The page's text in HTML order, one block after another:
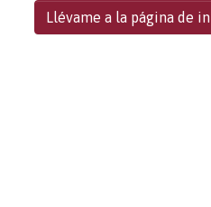
Llévame a la página de